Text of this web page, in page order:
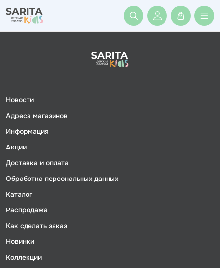
Войти или
Новости
Адреса магазинов
Информация
Акции
Доставка и оплата
Обработка персональных данных
Каталог
Распродажа
Как сделать заказ
Новинки
Коллекции